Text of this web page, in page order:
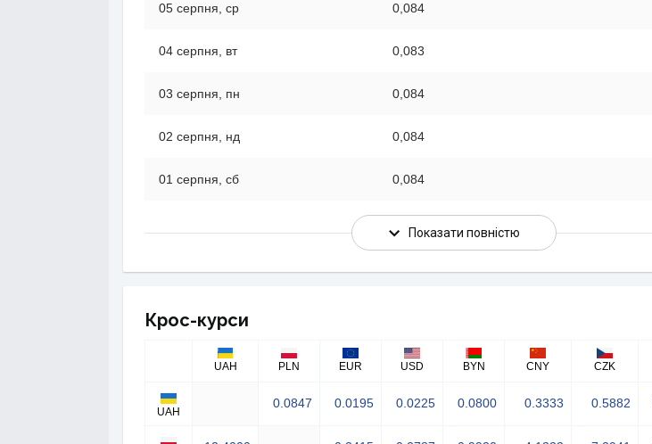
05 серпня, ср 0,084
04 серпня, вт 0,083
03 серпня, пн 0,084
02 серпня, нд 0,084
01 серпня, сб 0,084
Показати повністю
Крос-курси
UAH PLN EUR USD BYN CNY CZK
UAH
0.0847 0.0195 0.0225 0.0800 0.3333 0.5882